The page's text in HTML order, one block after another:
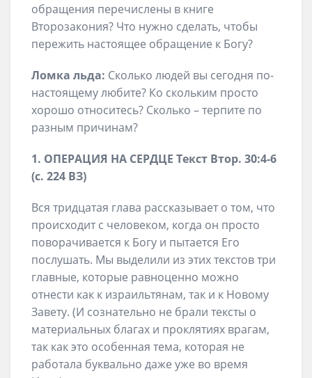
обращения перечислены в книге
Второзакония? Что нужно сделать, чтобы
пережить настоящее обращение к Богу?
Ломка льда: Сколько людей вы сегодня по-
настоящему любите? Ко скольким просто
хорошо относитесь? Сколько – терпите по
разным причинам?
1. ОПЕРАЦИЯ НА СЕРДЦЕ Текст Втор. 30:4-6
(с. 224 ВЗ)
Вся тридцатая глава рассказывает о том, что
происходит с человеком, когда он просто
поворачивается к Богу и пытается Его
послушать. Мы выделили из этих текстов три
главные, которые равноценно можно
отнести как к израильтянам, так и к Новому
Завету. (И сознательно не брали тексты о
материальных благах и проклятиях врагам,
так как это особенная тема, которая не
работала буквально даже уже во время